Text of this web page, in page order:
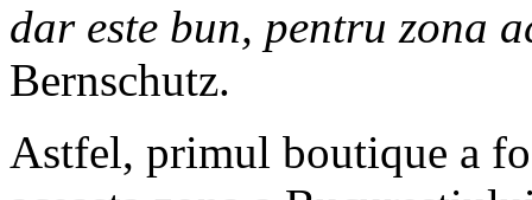
dar este bun, pentru zona
Bernschutz.
Astfel, primul boutique a